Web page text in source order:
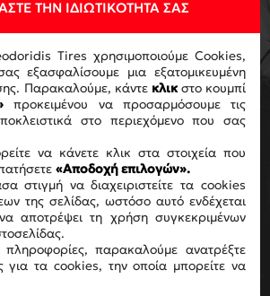
ΛΑΜΒΑΝΕΙΣ ΤΟ
ΜΑΣ
ολοκλήρωση της αγοράς
τους όρους χρήσηςΟΡΟΥΣ
ΧΡΗΣΗΣ.
ΕΓΓΡΑΦΗ
ΤΗΝ ΙΔΙΩΤΙΚΌΤΗΤΆ ΣΑΣ
Tires χρησιμοποιούμε Cookies,
εξασφαλίσουμε μια εξατομικευμένη
Παρακαλούμε, κάντε κλικ στο κουμπί
προκειμένου να προσαρμόσουμε τις
στο περιεχόμενο που σας
να κάνετε κλικ στα στοιχεία που
«Αποδοχή επιλογών».
στιγμή να διαχειριστείτε τα cookies
της σελίδας, ωστόσο αυτό ενδέχεται
αποτρέψει τη χρήση συγκεκριμένων
πληροφορίες, παρακαλούμε ανατρέξτε
για τα cookies, την οποία μπορείτε να